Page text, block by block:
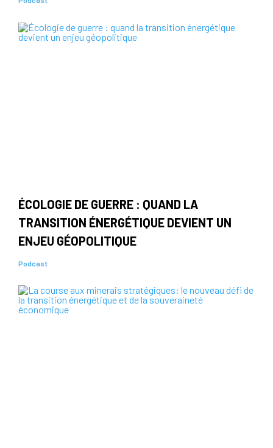
ÉCOLOGIE DE GUERRE : QUAND LA
TRANSITION ÉNERGÉTIQUE DEVIENT UN
ENJEU GÉOPOLITIQUE
Podcast